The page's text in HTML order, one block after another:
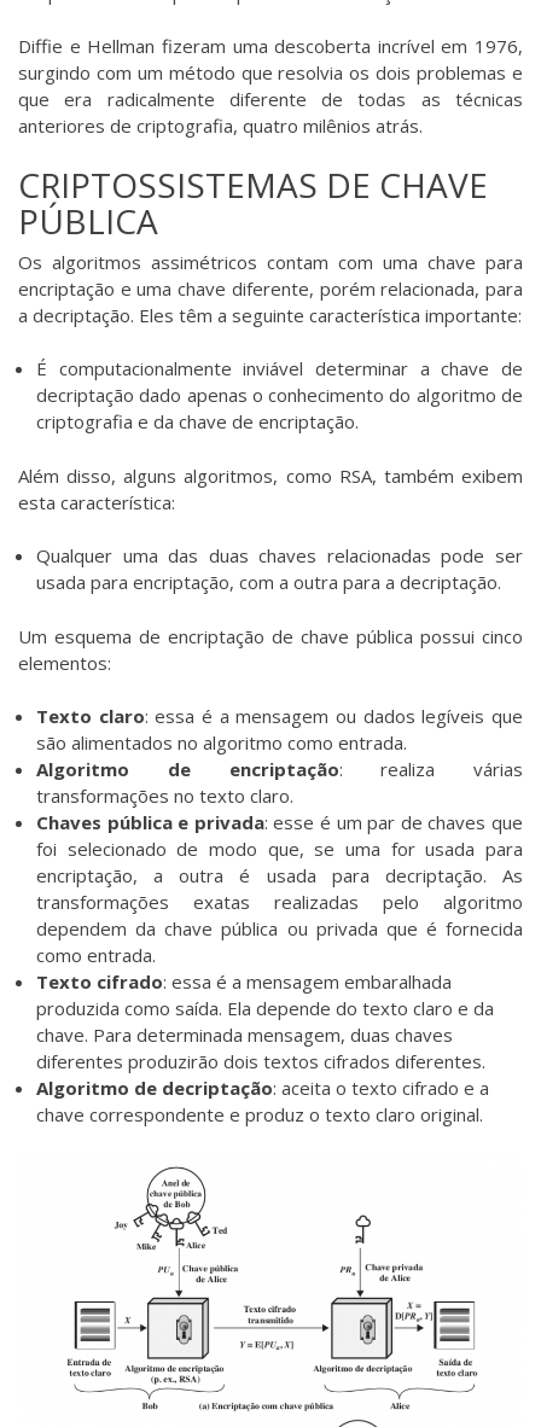
Diffie e Hellman fizeram uma descoberta incrível em 1976,
surgindo com um método que resolvia os dois problemas e
que era radicalmente diferente de todas as técnicas
anteriores de criptografia, quatro milênios atrás.
CRIPTOSSISTEMAS DE CHAVE
PÚBLICA
Os algoritmos assimétricos contam com uma chave para
encriptação e uma chave diferente, porém relacionada, para
a decriptação. Eles têm a seguinte característica importante:
É computacionalmente inviável determinar a chave de
decriptação dado apenas o conhecimento do algoritmo de
criptografia e da chave de encriptação.
Além disso, alguns algoritmos, como RSA, também exibem
esta característica:
Qualquer uma das duas chaves relacionadas pode ser
usada para encriptação, com a outra para a decriptação.
Um esquema de encriptação de chave pública possui cinco
elementos:
Texto claro: essa é a mensagem ou dados legíveis que
são alimentados no algoritmo como entrada.
Algoritmo de encriptação: realiza várias
transformações no texto claro.
Chaves pública e privada: esse é um par de chaves que
foi selecionado de modo que, se uma for usada para
encriptação, a outra é usada para decriptação. As
transformações exatas realizadas pelo algoritmo
dependem da chave pública ou privada que é fornecida
como entrada.
Texto cifrado: essa é a mensagem embaralhada
produzida como saída. Ela depende do texto claro e da
chave. Para determinada mensagem, duas chaves
diferentes produzirão dois textos cifrados diferentes.
Algoritmo de decriptação: aceita o texto cifrado e a
chave correspondente e produz o texto claro original.